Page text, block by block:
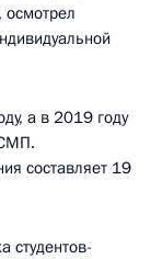
а в 2019 году
составляет 19
студентов-